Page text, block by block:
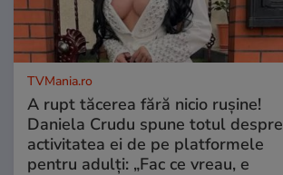
TVMania.ro
A rupt tăcerea fără nicio rușine!
Daniela Crudu spune totul despre
activitatea ei de pe platformele
pentru adulți: „Fac ce vreau, e